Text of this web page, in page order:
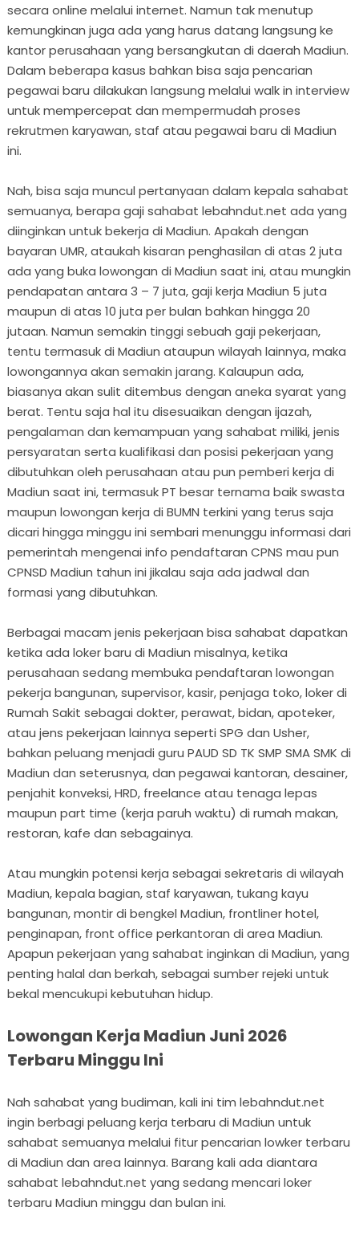
secara online melalui internet. Namun tak menutup
kemungkinan juga ada yang harus datang langsung ke
kantor perusahaan yang bersangkutan di daerah Madiun.
Dalam beberapa kasus bahkan bisa saja pencarian
pegawai baru dilakukan langsung melalui walk in interview
untuk mempercepat dan mempermudah proses
rekrutmen karyawan, staf atau pegawai baru di Madiun
ini.
Nah, bisa saja muncul pertanyaan dalam kepala sahabat
semuanya, berapa gaji sahabat lebahndut.net ada yang
diinginkan untuk bekerja di Madiun. Apakah dengan
bayaran UMR, ataukah kisaran penghasilan di atas 2 juta
ada yang buka lowongan di Madiun saat ini, atau mungkin
pendapatan antara 3 – 7 juta, gaji kerja Madiun 5 juta
maupun di atas 10 juta per bulan bahkan hingga 20
jutaan. Namun semakin tinggi sebuah gaji pekerjaan,
tentu termasuk di Madiun ataupun wilayah lainnya, maka
lowongannya akan semakin jarang. Kalaupun ada,
biasanya akan sulit ditembus dengan aneka syarat yang
berat. Tentu saja hal itu disesuaikan dengan ijazah,
pengalaman dan kemampuan yang sahabat miliki, jenis
persyaratan serta kualifikasi dan posisi pekerjaan yang
dibutuhkan oleh perusahaan atau pun pemberi kerja di
Madiun saat ini, termasuk PT besar ternama baik swasta
maupun lowongan kerja di BUMN terkini yang terus saja
dicari hingga minggu ini sembari menunggu informasi dari
pemerintah mengenai info pendaftaran CPNS mau pun
CPNSD Madiun tahun ini jikalau saja ada jadwal dan
formasi yang dibutuhkan.
Berbagai macam jenis pekerjaan bisa sahabat dapatkan
ketika ada loker baru di Madiun misalnya, ketika
perusahaan sedang membuka pendaftaran lowongan
pekerja bangunan, supervisor, kasir, penjaga toko, loker di
Rumah Sakit sebagai dokter, perawat, bidan, apoteker,
atau jens pekerjaan lainnya seperti SPG dan Usher,
bahkan peluang menjadi guru PAUD SD TK SMP SMA SMK di
Madiun dan seterusnya, dan pegawai kantoran, desainer,
penjahit konveksi, HRD, freelance atau tenaga lepas
maupun part time (kerja paruh waktu) di rumah makan,
restoran, kafe dan sebagainya.
Atau mungkin potensi kerja sebagai sekretaris di wilayah
Madiun, kepala bagian, staf karyawan, tukang kayu
bangunan, montir di bengkel Madiun, frontliner hotel,
penginapan, front office perkantoran di area Madiun.
Apapun pekerjaan yang sahabat inginkan di Madiun, yang
penting halal dan berkah, sebagai sumber rejeki untuk
bekal mencukupi kebutuhan hidup.
Lowongan Kerja Madiun Juni 2026
Terbaru Minggu Ini
Nah sahabat yang budiman, kali ini tim lebahndut.net
ingin berbagi peluang kerja terbaru di Madiun untuk
sahabat semuanya melalui fitur pencarian lowker terbaru
di Madiun dan area lainnya. Barang kali ada diantara
sahabat lebahndut.net yang sedang mencari loker
terbaru Madiun minggu dan bulan ini.